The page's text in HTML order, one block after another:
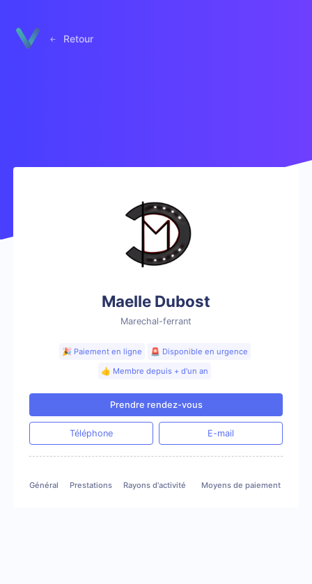
Retour
Maelle Dubost
Marechal-ferrant
🎉 Paiement en ligne
🚨 Disponible en urgence
👍 Membre depuis + d'un an
Prendre rendez-vous
Téléphone E-mail
Général Prestations Rayons d'activité Moyens de paiement